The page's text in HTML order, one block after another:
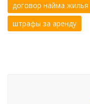
договор найма жилья
штрафы за аренду